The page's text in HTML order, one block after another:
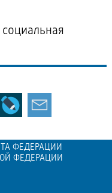
ФЕДЕРАЦИИ
ФЕДЕРАЦИИ